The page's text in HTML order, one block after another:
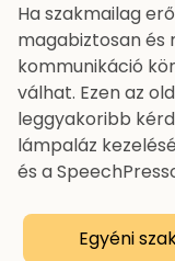
Ha szakmailag
magabiztosan és
kommunikáció
válhat. Ezen az
leggyakoribb
lámpaláz
és a
Egyéni